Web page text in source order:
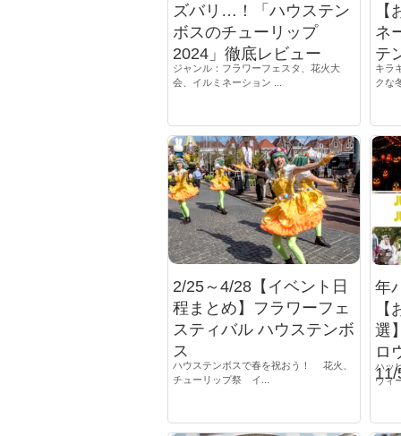
ズバリ…！「ハウステン
ボスのチューリップ
2024」徹底レビュー
ジャンル：フラワーフェスタ、花火大
会、イルミネーション ...
ネ
テ
キラ
クな
2/25～4/28【イベント日
程まとめ】フラワーフェ
スティバル ハウステンボ
ス
ハウステンボスで春を祝おう！ 花火、
チューリップ祭 イ...
年
選
ロ
11/
ハッ
ウィ